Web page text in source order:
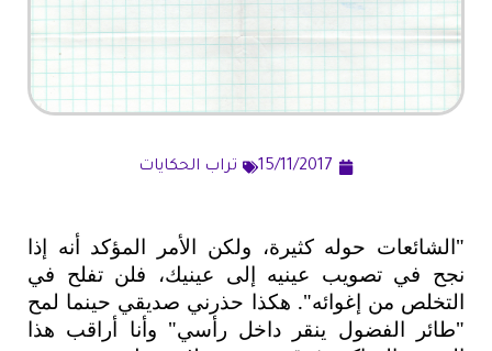
15/11/2017 تراب الحكايات
"الشائعات حوله كثيرة، ولكن الأمر المؤكد أنه إذا
نجح في تصويب عينيه إلى عينيك، فلن تفلح في
التخلص من إغوائه". هكذا حذرني صديقي حينما لمح
"طائر الفضول ينقر داخل رأسي" وأنا أراقب هذا